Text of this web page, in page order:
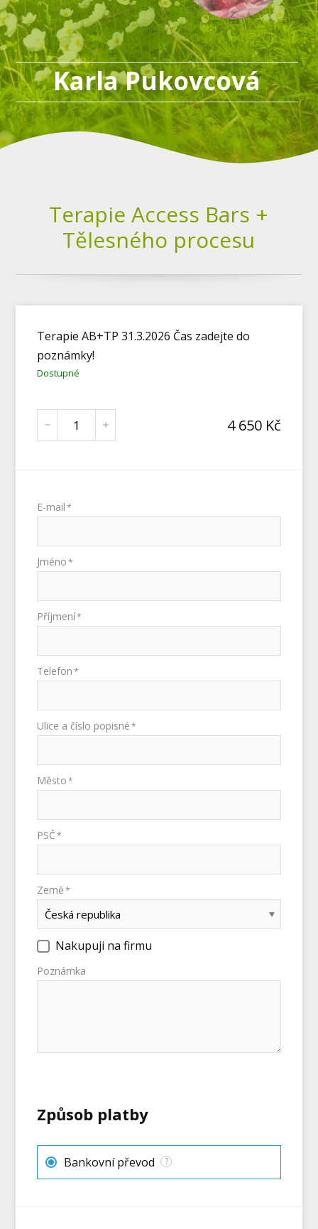
Karla Pukovcová
Terapie Access Bars +
Tělesného procesu
Terapie AB+TP 31.3.2026 Čas zadejte do
poznámky!
Dostupné
4 650Kč
E-mail *
Jméno *
Příjmení*
Telefon *
Ulice a číslo popisné *
Město *
PSČ *
Země *
Nakupuji na firmu
Poznámka
Způsob platby
Bankovní převod ?